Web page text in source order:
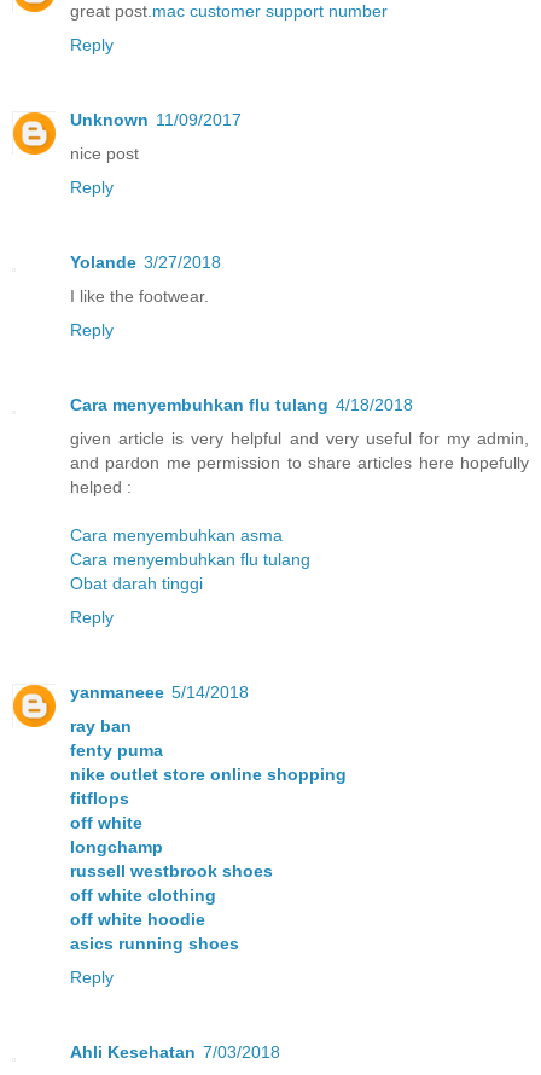
great post. mac customer support number
Reply
Unknown 11/09/2017
nice post
Reply
Yolande 3/27/2018
I like the footwear.
Reply
Cara menyembuhkan flu tulang 4/18/2018
given article is very helpful and very useful for my admin,
and pardon me permission to share articles here hopefully
helped :
Cara menyembuhkan asma
Cara menyembuhkan flu tulang
Obat darah tinggi
Reply
yanmaneee 5/14/2018
ray ban
fenty puma
nike outlet store online shopping
fitflops
off white
longchamp
russell westbrook shoes
off white clothing
off white hoodie
asics running shoes
Reply
Ahli Kesehatan 7/03/2018